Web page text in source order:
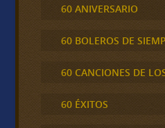
60 ANIVERSARIO
60 BOLEROS DE
60 CANCIONES DE
60 ÉXITOS